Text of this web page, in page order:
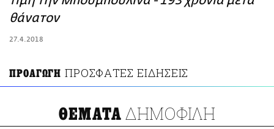
ΑΜΠΑ
θάνατον
27.4.2018
ΠΡΟΑΓΩΓΗ ΠΡΟΣΦΑΤΕΣ ΕΙΔΗΣΕΙΣ
ΘΕΜΑΤΑ ΔΗΜΟΦΙΛΗ